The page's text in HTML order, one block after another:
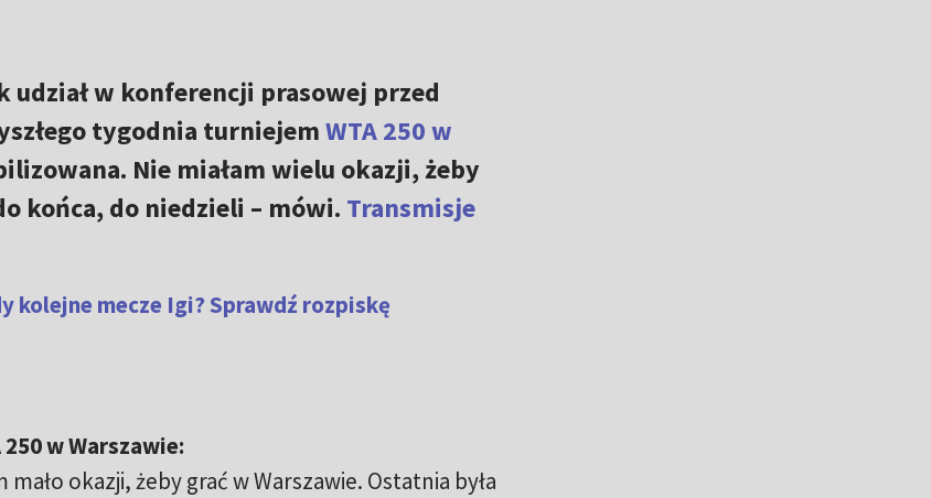
udział w konferencji prasowej przed
tygodnia turniejemWTA 250 w
Nie miałam wielu okazji, żeby
końca, do niedzieli – mówi. Transmisje
kolejne mecze Igi? Sprawdź rozpiskę
w Warszawie:
okazji, żeby grać w Warszawie. Ostatnia była